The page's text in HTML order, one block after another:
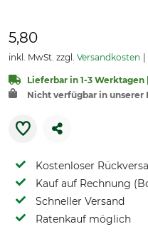
5,80
inkl. MwSt. zzgl. Versandkosten
Lieferbar in 1-3 Werktagen
Nicht verfügbar in unserer
Kostenloser
Kauf auf Rechnung
Schneller Versand
Ratenkauf möglich